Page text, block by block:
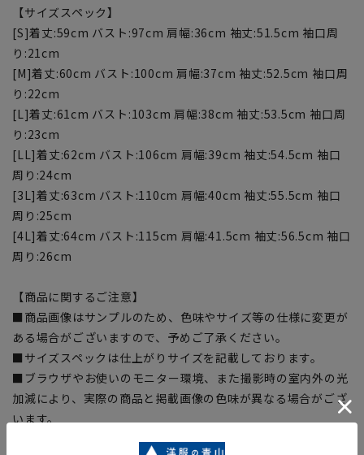
【サイズスペック】
[S]着丈:59cm バスト:97cm 肩幅:36cm 袖丈:51.5cm 袖口周
り:21cm
[M]着丈:60cm バスト:100cm 肩幅:37cm 袖丈:52.5cm 袖口周
り:22cm
[L]着丈:61cm バスト:103cm 肩幅:38cm 袖丈:53.5cm 袖口周
り:23cm
[LL]着丈:62cm バスト:106cm 肩幅:39cm 袖丈:54.5cm 袖口
周り:24cm
[3L]着丈:63cm バスト:110cm 肩幅:40cm 袖丈:55.5cm 袖口
周り:25cm
[4L]着丈:64cm バスト:115cm 肩幅:41.5cm 袖丈:56.5cm 袖口
周り:26cm
【商品に関するご注意】
■商品画像はサンプルのため、色味やサイズ等の仕様に変更が
ある場合がございますので、予めご了承ください。
■サイズスペックは仕上がりサイズを記載しております。
■ブラウザやお使いのモニター環境、また撮影時の室内外の光
加減により、実際の商品と掲載画像の色味が異なる場合がござ
います。
■生地や仕様・デザインにより、着用感や実際のサイズ表に若